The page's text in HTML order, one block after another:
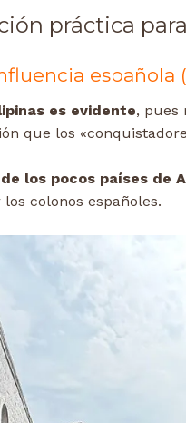
práctica
española
es evidente, pues
que los
los pocos países de
colonos españoles.